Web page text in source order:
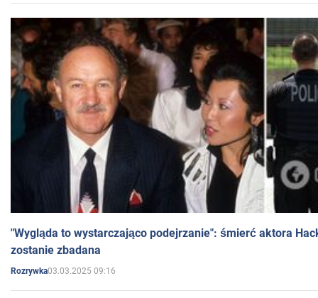
"Wygląda to wystarczająco podejrzanie": śmierć aktora
zostanie zbadana
Rozrywka03.03.2025 09:16